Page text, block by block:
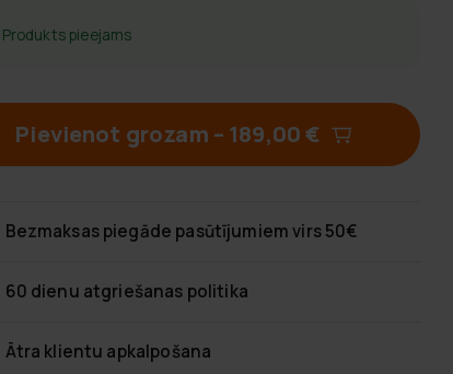
Produkts pieejams
Pievienot grozam – 189,00 €
Bezmaksas piegāde pasūtījumiem virs 50€
60 dienu atgriešanas politika
Ātra klientu apkalpošana